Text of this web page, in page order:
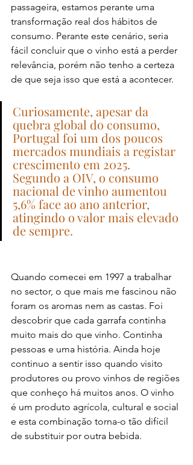
passageira, estamos perante uma
transformação real dos hábitos de
consumo. Perante este cenário, seria
fácil concluir que o vinho está a perder
relevância, porém não tenho a certeza
de que seja isso que está a acontecer.
Curiosamente, apesar da
quebra global do consumo,
Portugal foi um dos poucos
mercados mundiais a registar
crescimento em 2025.
Segundo a OIV, o consumo
nacional de vinho aumentou
5,6% face ao ano anterior,
atingindo o valor mais elevado
de sempre.
Quando comecei em 1997 a trabalhar
no sector, o que mais me fascinou não
foram os aromas nem as castas. Foi
descobrir que cada garrafa continha
muito mais do que vinho. Continha
pessoas e uma história. Ainda hoje
continuo a sentir isso quando visito
produtores ou provo vinhos de regiões
que conheço há muitos anos. O vinho
é um produto agrícola, cultural e social
e esta combinação torna-o tão difícil
de substituir por outra bebida.